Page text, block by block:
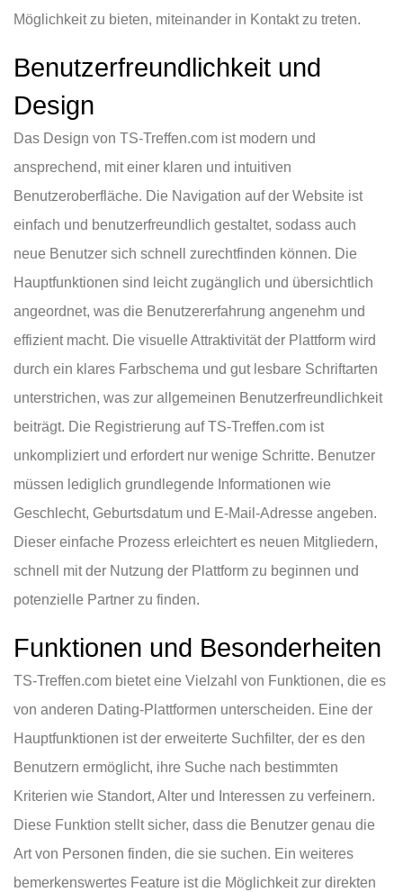
Möglichkeit zu bieten, miteinander in Kontakt zu treten.
Benutzerfreundlichkeit und
Design
Das Design von TS-Treffen.com ist modern und
ansprechend, mit einer klaren und intuitiven
Benutzeroberfläche. Die Navigation auf der Website ist
einfach und benutzerfreundlich gestaltet, sodass auch
neue Benutzer sich schnell zurechtfinden können. Die
Hauptfunktionen sind leicht zugänglich und übersichtlich
angeordnet, was die Benutzererfahrung angenehm und
effizient macht. Die visuelle Attraktivität der Plattform wird
durch ein klares Farbschema und gut lesbare Schriftarten
unterstrichen, was zur allgemeinen Benutzerfreundlichkeit
beiträgt. Die Registrierung auf TS-Treffen.com ist
unkompliziert und erfordert nur wenige Schritte. Benutzer
müssen lediglich grundlegende Informationen wie
Geschlecht, Geburtsdatum und E-Mail-Adresse angeben.
Dieser einfache Prozess erleichtert es neuen Mitgliedern,
schnell mit der Nutzung der Plattform zu beginnen und
potenzielle Partner zu finden.
Funktionen und Besonderheiten
TS-Treffen.com bietet eine Vielzahl von Funktionen, die es
von anderen Dating-Plattformen unterscheiden. Eine der
Hauptfunktionen ist der erweiterte Suchfilter, der es den
Benutzern ermöglicht, ihre Suche nach bestimmten
Kriterien wie Standort, Alter und Interessen zu verfeinern.
Diese Funktion stellt sicher, dass die Benutzer genau die
Art von Personen finden, die sie suchen. Ein weiteres
bemerkenswertes Feature ist die Möglichkeit zur direkten